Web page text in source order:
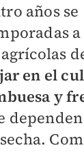
años se
a
en el
y